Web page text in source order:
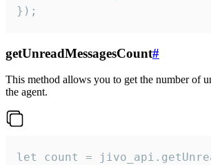
});
getUnreadMessagesCount#
This method allows you to get the number of
the agent.
let count =